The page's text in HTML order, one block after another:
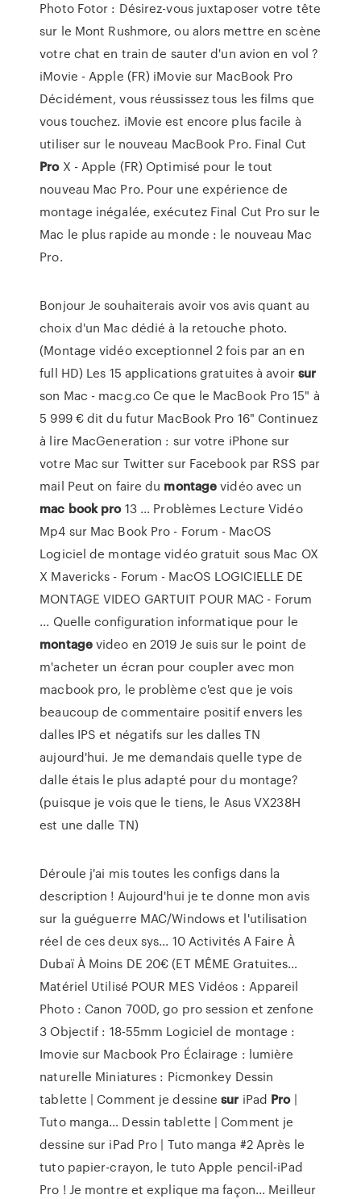
Photo Fotor : Désirez-vous juxtaposer votre tête
sur le Mont Rushmore, ou alors mettre en scène
votre chat en train de sauter d'un avion en vol ?
iMovie - Apple (FR) iMovie sur MacBook Pro
Décidément, vous réussissez tous les films que
vous touchez. iMovie est encore plus facile à
utiliser sur le nouveau MacBook Pro. Final Cut
ProX - Apple (FR) Optimisé pour le tout
nouveau Mac Pro. Pour une expérience de
montage inégalée, exécutez Final Cut Pro sur le
Mac le plus rapide au monde : le nouveau Mac
Pro.
Bonjour Je souhaiterais avoir vos avis quant au
choix d'un Mac dédié à la retouche photo.
(Montage vidéo exceptionnel 2 fois par an en
full HD) Les 15 applications gratuites à avoirsur
son Mac - macg.co Ce que le MacBook Pro 15" à
5 999 € dit du futur MacBook Pro 16" Continuez
à lire MacGeneration : sur votre iPhone sur
votre Mac sur Twitter sur Facebook par RSS par
mail Peut on faire du montagevidéo avec un
mac book pro13 ... Problèmes Lecture Vidéo
Mp4 sur Mac Book Pro - Forum - MacOS
Logiciel de montage vidéo gratuit sous Mac OX
X Mavericks - Forum - MacOS LOGICIELLE DE
MONTAGE VIDEO GARTUIT POUR MAC - Forum
... Quelle configuration informatique pour le
montagevideo en 2019 Je suis sur le point de
m'acheter un écran pour coupler avec mon
macbook pro, le problème c'est que je vois
beaucoup de commentaire positif envers les
dalles IPS et négatifs sur les dalles TN
aujourd'hui. Je me demandais quelle type de
dalle étais le plus adapté pour du montage?
(puisque je vois que le tiens, le Asus VX238H
est une dalle TN)
Déroule j'ai mis toutes les configs dans la
description ! Aujourd'hui je te donne mon avis
sur la guéguerre MAC/Windows et l'utilisation
réel de ces deux sys... 10 Activités A Faire À
Dubaï À Moins DE 20€ (ET MÊME Gratuites…
Matériel Utilisé POUR MES Vidéos : Appareil
Photo : Canon 700D, go pro session et zenfone
3 Objectif : 18-55mm Logiciel de montage :
Imovie sur Macbook Pro Éclairage : lumière
naturelle Miniatures : Picmonkey Dessin
tablette | Comment je dessinesur iPad Pro|
Tuto manga… Dessin tablette | Comment je
dessine sur iPad Pro | Tuto manga #2 Après le
tuto papier-crayon, le tuto Apple pencil-iPad
Pro ! Je montre et explique ma façon... Meilleur